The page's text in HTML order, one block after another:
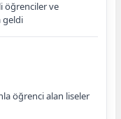
öğrenciler ve
geldi
öğrenci alan liseler